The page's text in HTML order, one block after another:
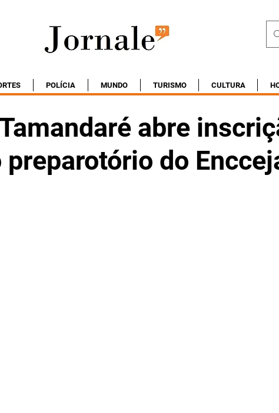
POLÍCIA MUNDO TURISMO CULTURA
abre
preparotório do